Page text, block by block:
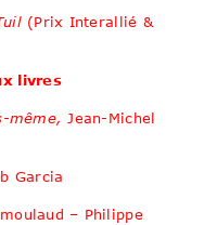
(Prix Interallié &
livres
même,Jean-Michel
Garcia
– Philippe